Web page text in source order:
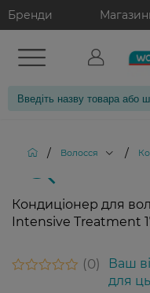
Бренди
/ Волосся /
Кондиціонер для
Intensive Treatment
0
Ваш
для